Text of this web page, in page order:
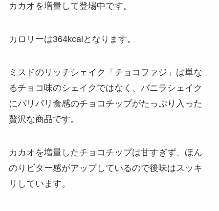
カカオを増量して登場中です。
カロリーは364kcalとなります。
ミスドのリッチシェイク「チョコファジ」は単な
るチョコ味のシェイクではなく、バニラシェイク
にパリパリ食感のチョコチップがたっぷり入った
贅沢な商品です。
カカオを増量したチョコチップは甘すぎず、ほん
のりビター感がアップしているので後味はスッキ
リしています。